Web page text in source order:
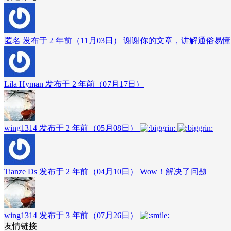
匿名 发布于 2 年前（11月03日） 谢谢你的文章，讲解通俗易懂
Lila Hyman 发布于 2 年前（07月17日）
wing1314 发布于 2 年前（05月08日）
Tianze Ds 发布于 2 年前（04月10日） Wow！解决了问题
wing1314 发布于 3 年前（07月26日）
友情链接